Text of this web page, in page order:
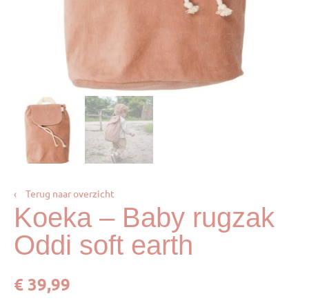
‹ Terug naar overzicht
Koeka – Baby rugzak
Oddi soft earth
€39,99